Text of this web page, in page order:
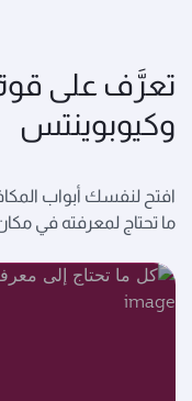
تعرَّف على
وكيوبوينتس
افتح لنفسك أبواب
ما تحتاج لمعرفته في